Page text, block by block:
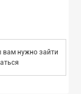
вам нужно зайти